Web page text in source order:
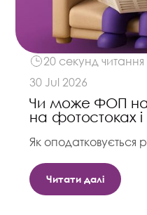
20 секунд читання
30 Jul 2026
Чи може ФОП на
на фотостоках
Як оподатковується
Читати далі